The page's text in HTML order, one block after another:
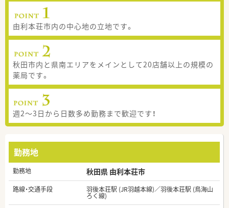
由利本荘市内の中心地の立地です。
秋田市内と県南エリアをメインとして20店舗以上の規模の
薬局です。
週2～3日から日数多め勤務まで歓迎です！
勤務地
勤務地 秋田県 由利本荘市
路線・交通手段 羽後本荘駅 (JR羽越本線)／羽後本荘駅 (鳥海山
ろく線)